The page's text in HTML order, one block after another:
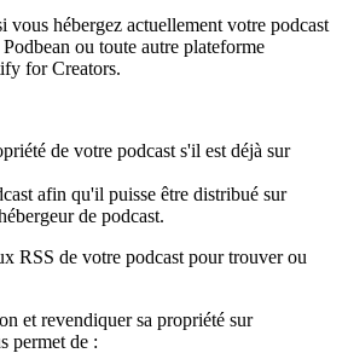
vous hébergez actuellement votre podcast
ou toute autre plateforme
for Creators.
de votre podcast s'il est déjà sur
afin qu'il puisse être distribué sur
de podcast.
RSS de votre podcast pour trouver ou
et revendiquer sa propriété sur
permet de :